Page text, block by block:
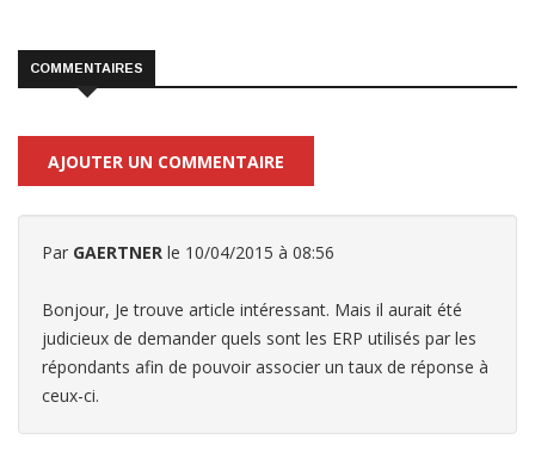
COMMENTAIRES
AJOUTER UN COMMENTAIRE
Par GAERTNER le 10/04/2015 à 08:56
Bonjour, Je trouve article intéressant. Mais il aurait été
judicieux de demander quels sont les ERP utilisés par les
répondants afin de pouvoir associer un taux de réponse à
ceux-ci.